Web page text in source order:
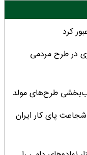
در طرح مردمی
طرح‌های مولد
پای کار ایران